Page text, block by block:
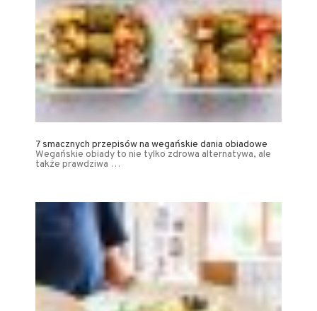
7 smacznych przepisów na wegańskie dania obiadowe
Wegańskie obiady to nie tylko zdrowa alternatywa, ale
także prawdziwa …